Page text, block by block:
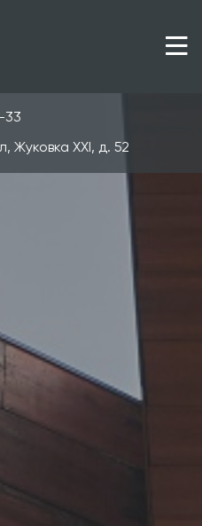
33
Жуковка ХХI, д. 52